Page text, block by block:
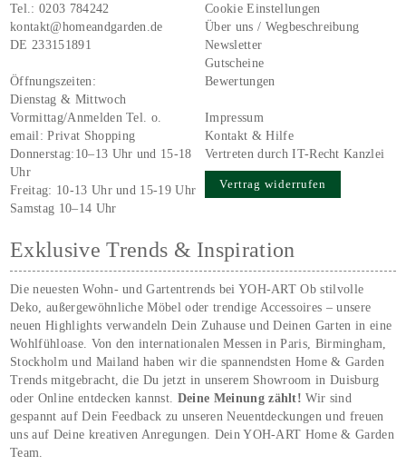
Tel.:0203 784242
kontakt@homeandgarden.de
DE 233151891
Öffnungszeiten:
Dienstag & Mittwoch
Vormittag/Anmelden Tel. o.
email:Privat Shopping
Donnerstag:10–13 Uhr und 15-18
Uhr
Freitag: 10-13 Uhr und 15-19 Uhr
Samstag 10–14 Uhr
Cookie Einstellungen
Über uns / Wegbeschreibung
Newsletter
Gutscheine
Bewertungen
Impressum
Kontakt & Hilfe
Vertreten durch IT-Recht Kanzlei
Vertrag widerrufen
Exklusive Trends & Inspiration
Die neuesten Wohn- und Gartentrends bei YOH‑ART Ob stilvolle
Deko, außergewöhnliche Möbel oder trendige Accessoires – unsere
neuen Highlights verwandeln Dein Zuhause und Deinen Garten in eine
Wohlfühloase. Von den internationalen Messen in Paris, Birmingham,
Stockholm und Mailand haben wir die spannendsten Home & Garden
Trends mitgebracht, die Du jetzt in unserem Showroom in Duisburg
oder Online entdecken kannst. Deine Meinung zählt!Wir sind
gespannt auf Dein Feedback zu unseren Neuentdeckungen und freuen
uns auf Deine kreativen Anregungen. Dein YOH‑ART Home & Garden
Team.